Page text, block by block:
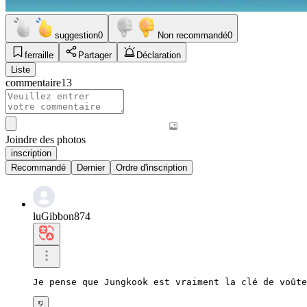
suggestion0 Non recommandé0
ferraille
Partager
Déclaration
Liste
commentaire13
Joindre des photos
inscription
Recommandé
Dernier Ordre d'inscription
luGibbon874
Je pense que Jungkook est vraiment la clé de